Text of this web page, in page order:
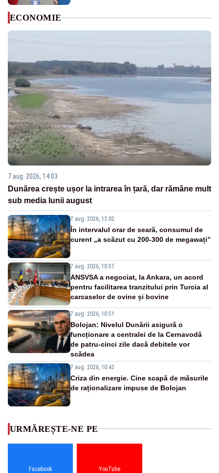
ECONOMIE
7 aug. 2026, 14:03
Dunărea crește ușor la intrarea în țară, dar rămâne mult
sub media lunii august
7 aug. 2026, 13:02
În intervalul orar de seară, consumul de
curent „a scăzut cu 200-300 de megawați”
7 aug. 2026, 10:57
ANSVSA a negociat, la Ankara, un acord
pentru facilitarea tranzitului prin Turcia al
carcaselor de ovine și bovine
7 aug. 2026, 10:51
Bolojan: Nivelul Dunării asigură o
funcționare a centralei de la Cernavodă
de patru-cinci zile dacă debitele vor
scădea
7 aug. 2026, 10:43
Criza din energie. Cine scapă de măsurile
de raționalizare impuse de Bolojan
URMĂREȘTE-NE PE
Facebook YouTube